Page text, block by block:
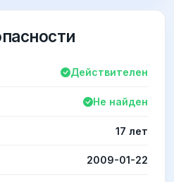
Действителен
Не найден
17 лет
2009-01-22